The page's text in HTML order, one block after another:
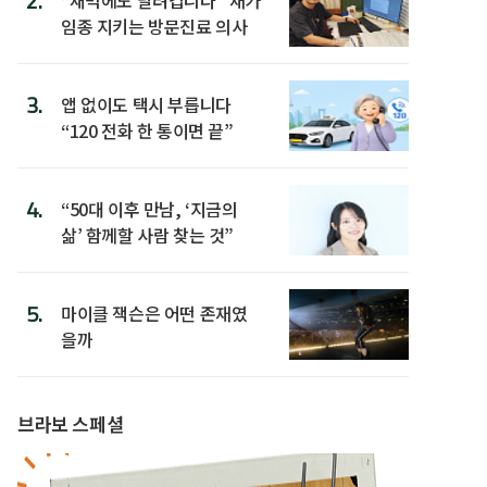
임종 지키는 방문진료 의사
3.
앱 없이도 택시 부릅니다
“120 전화 한 통이면 끝”
4.
“50대 이후 만남, ‘지금의
삶’ 함께할 사람 찾는 것”
5.
마이클 잭슨은 어떤 존재였
을까
브라보 스페셜